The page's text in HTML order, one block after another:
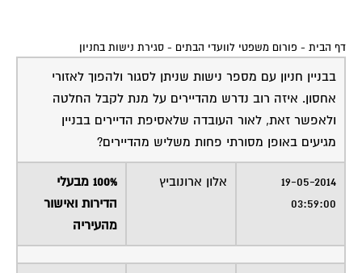
דף הבית - פורום משפטי לוועדי הבתים - סגירת נישות בחניון
בבניין חניון עם מספר נישות שניתן לסגור ולהפוך לאזורי
אחסון. איזה רוב נדרש מהדיירים על מנת לקבל החלטה
ולאפשר זאת, לאור העובדה שלאסיפת הדיירים בבניין
מגיעים באופן מסורתי פחות משליש מהדיירים?
19-05-2014
03:59:00
אלון ארונוביץ
100% מבעלי
הדירות ואישור
מהעיריה